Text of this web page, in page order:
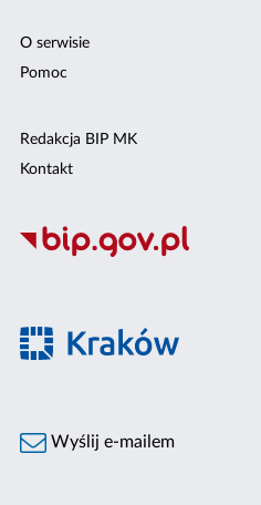
O serwisie
Pomoc
Redakcja BIP MK
Kontakt
Wyślij e-mailem